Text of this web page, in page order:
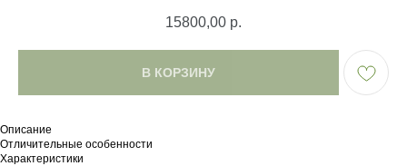
15800,00 р.
В КОРЗИНУ
Описание
Отличительные особенности
Характеристики